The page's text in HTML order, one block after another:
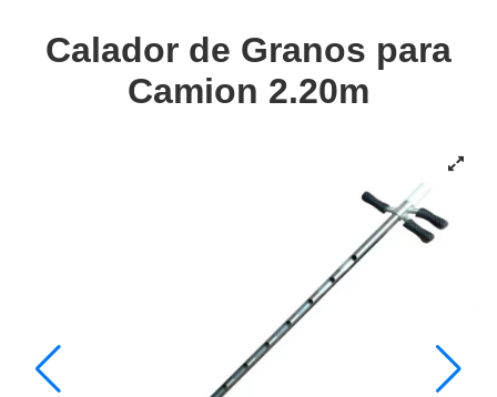
Calador de Granos para
Camion 2.20m